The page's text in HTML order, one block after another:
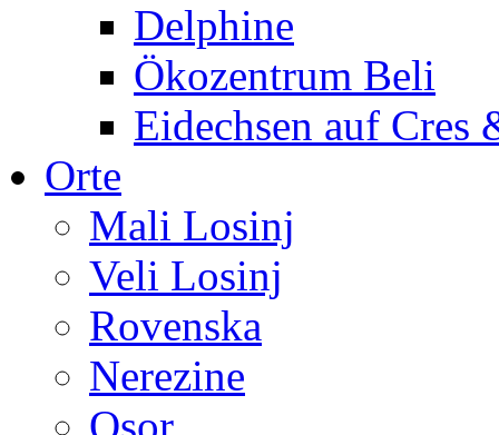
Delphine
Ökozentrum Beli
Eidechsen auf Cres
Orte
Mali Losinj
Veli Losinj
Rovenska
Nerezine